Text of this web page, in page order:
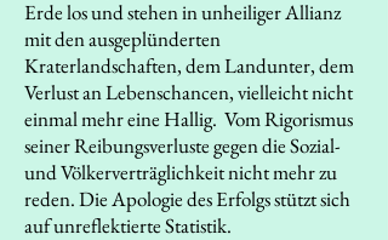
Erde los und stehen in unheiliger Allianz
mit den ausgeplünderten
Kraterlandschaften, dem Landunter, dem
Verlust an Lebenschancen, vielleicht nicht
einmal mehr eine Hallig. Vom Rigorismus
seiner Reibungsverluste gegen die Sozial-
und Völkerverträglichkeit nicht mehr zu
reden. Die Apologie des Erfolgs stützt sich
auf unreflektierte Statistik.